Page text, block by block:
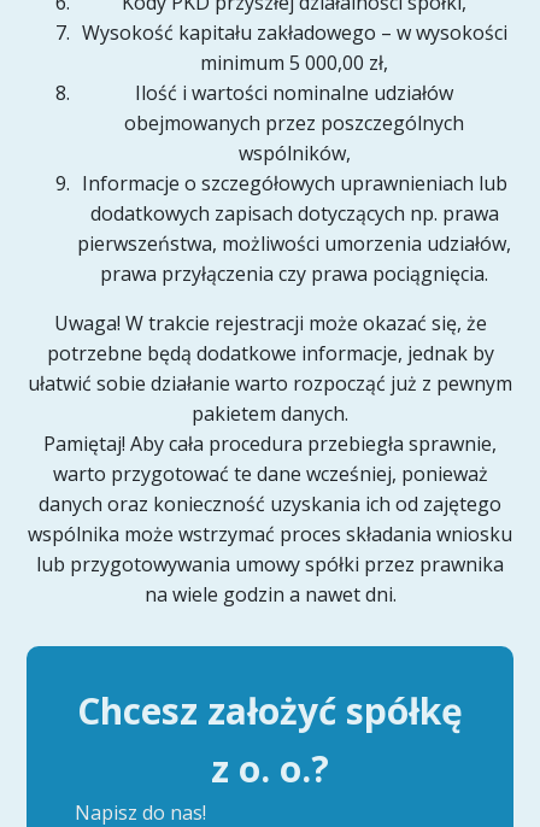
Wysokość kapitału zakładowego – w wysokości
minimum 5 000,00 zł,
Ilość i wartości nominalne udziałów
obejmowanych przez poszczególnych
wspólników,
Informacje o szczegółowych uprawnieniach lub
dodatkowych zapisach dotyczących np. prawa
pierwszeństwa, możliwości umorzenia udziałów,
prawa przyłączenia czy prawa pociągnięcia.
Uwaga! W trakcie rejestracji może okazać się, że
potrzebne będą dodatkowe informacje, jednak by
ułatwić sobie działanie warto rozpocząć już z pewnym
pakietem danych.
Pamiętaj! Aby cała procedura przebiegła sprawnie,
warto przygotować te dane wcześniej, ponieważ
danych oraz konieczność uzyskania ich od zajętego
wspólnika może wstrzymać proces składania wniosku
lub przygotowywania umowy spółki przez prawnika
na wiele godzin a nawet dni.
Chcesz założyć spółkę
z o. o.?
Napisz do nas!